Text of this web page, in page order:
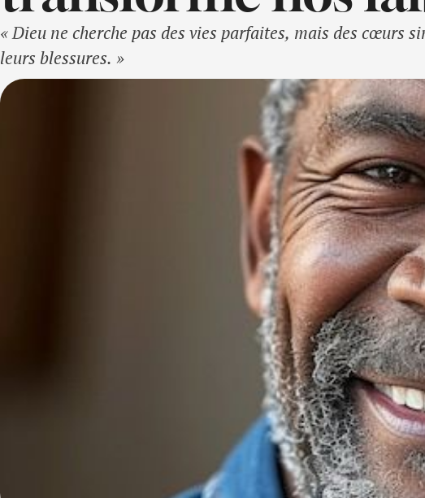
« Dieu ne cherche pas des vies parfaites, mais des cœurs
leurs blessures. »